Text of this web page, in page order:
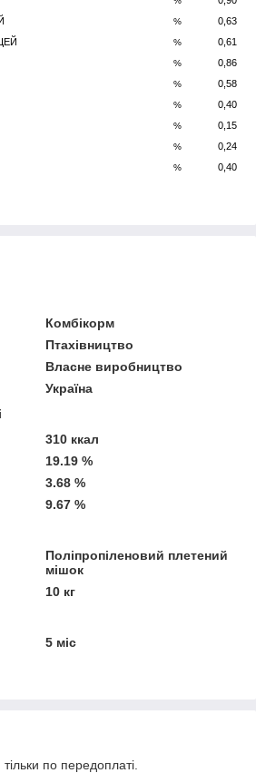
%
0,63
%
0,61
%
0,86
%
0,58
%
0,40
%
0,15
%
0,24
% 0,40
Комбікорм
Птахівництво
Власне виробництво
Україна
310 ккал
19.19 %
3.68 %
9.67 %
Поліпропіленовий плетений
мішок
10 кг
5 міс
по передоплаті.